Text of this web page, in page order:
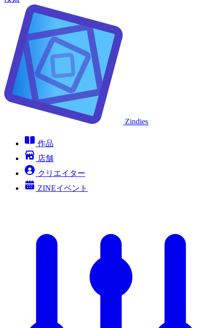
Zindies
作品
店舗
クリエイター
ZINEイベント